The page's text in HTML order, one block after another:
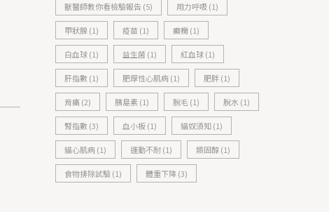
獸醫師教你看檢驗報告 (5) 用力呼吸(1)
甲狀腺(1) 疫苗(1) 癲癇(1)
白血球(1) 益生菌 (1) 紅血球(1)
肝指數(1) 肥厚性心肌病(1) 肥胖(1)
背痛(2) 胰島素(1) 脫毛(1) 脫水(1)
腎指數(3) 血小板(1) 貓奴須知(1)
貓心肌病(1) 運動不耐(1) 類固醇(1)
食物排除試驗(1) 體重下降(3)